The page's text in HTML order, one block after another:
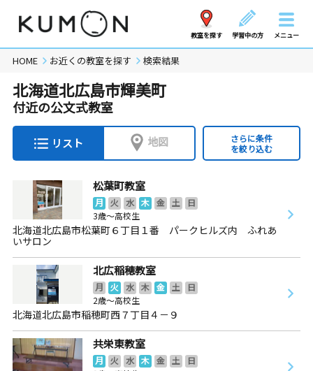
教室を探す 学習中の方 メニュー
HOME お近くの教室を探す 検索結果
北海道北広島市輝美町
付近の公文式教室
リスト 地図
さらに条件
を絞り込む
松葉町教室
月 火 水 木 金 土
日
3歳～高校生
北海道北広島市松葉町６丁目１番 パークヒルズ内 ふれあ
いサロン
北広稲穂教室
月 火 水 木 金 土
日
2歳～高校生
北海道北広島市稲穂町西７丁目４－９
共栄東教室
月 火 水 木 金 土
日